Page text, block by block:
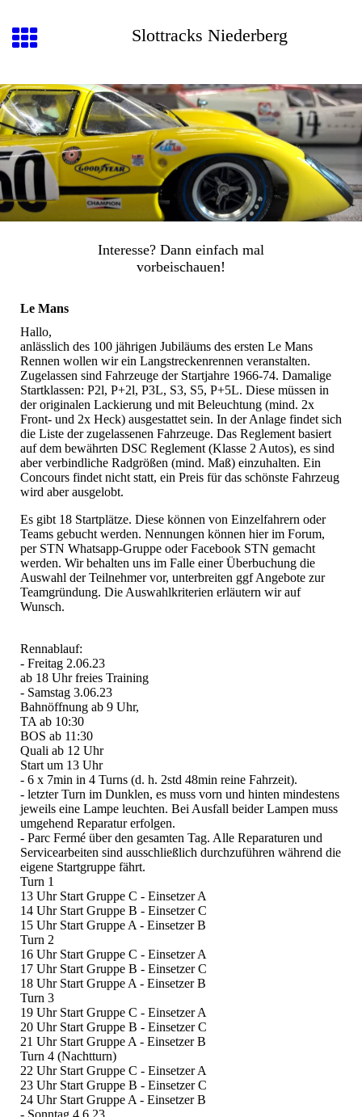
Slottracks Niederberg
Interesse? Dann einfach mal
vorbeischauen!
Le Mans
Hallo,
anlässlich des 100 jährigen Jubiläums des ersten Le Mans
Rennen wollen wir ein Langstreckenrennen veranstalten.
Zugelassen sind Fahrzeuge der Startjahre 1966-74. Damalige
Startklassen: P2l, P+2l, P3L, S3, S5, P+5L. Diese müssen in
der originalen Lackierung und mit Beleuchtung (mind. 2x
Front- und 2x Heck) ausgestattet sein. In der Anlage findet sich
die Liste der zugelassenen Fahrzeuge. Das Reglement basiert
auf dem bewährten DSC Reglement (Klasse 2 Autos), es sind
aber verbindliche Radgrößen (mind. Maß) einzuhalten. Ein
Concours findet nicht statt, ein Preis für das schönste Fahrzeug
wird aber ausgelobt.
Es gibt 18 Startplätze. Diese können von Einzelfahrern oder
Teams gebucht werden. Nennungen können hier im Forum,
per STN Whatsapp-Gruppe oder Facebook STN gemacht
werden. Wir behalten uns im Falle einer Überbuchung die
Auswahl der Teilnehmer vor, unterbreiten ggf Angebote zur
Teamgründung. Die Auswahlkriterien erläutern wir auf
Wunsch.
Rennablauf:
- Freitag 2.06.23
ab 18 Uhr freies Training
- Samstag 3.06.23
Bahnöffnung ab 9 Uhr,
TA ab 10:30
BOS ab 11:30
Quali ab 12 Uhr
Start um 13 Uhr
- 6 x 7min in 4 Turns (d. h. 2std 48min reine Fahrzeit).
- letzter Turn im Dunklen, es muss vorn und hinten mindestens
jeweils eine Lampe leuchten. Bei Ausfall beider Lampen muss
umgehend Reparatur erfolgen.
- Parc Fermé über den gesamten Tag. Alle Reparaturen und
Servicearbeiten sind ausschließlich durchzuführen während die
eigene Startgruppe fährt.
Turn 1
13 Uhr Start Gruppe C - Einsetzer A
14 Uhr Start Gruppe B - Einsetzer C
15 Uhr Start Gruppe A - Einsetzer B
Turn 2
16 Uhr Start Gruppe C - Einsetzer A
17 Uhr Start Gruppe B - Einsetzer C
18 Uhr Start Gruppe A - Einsetzer B
Turn 3
19 Uhr Start Gruppe C - Einsetzer A
20 Uhr Start Gruppe B - Einsetzer C
21 Uhr Start Gruppe A - Einsetzer B
Turn 4 (Nachtturn)
22 Uhr Start Gruppe C - Einsetzer A
23 Uhr Start Gruppe B - Einsetzer C
24 Uhr Start Gruppe A - Einsetzer B